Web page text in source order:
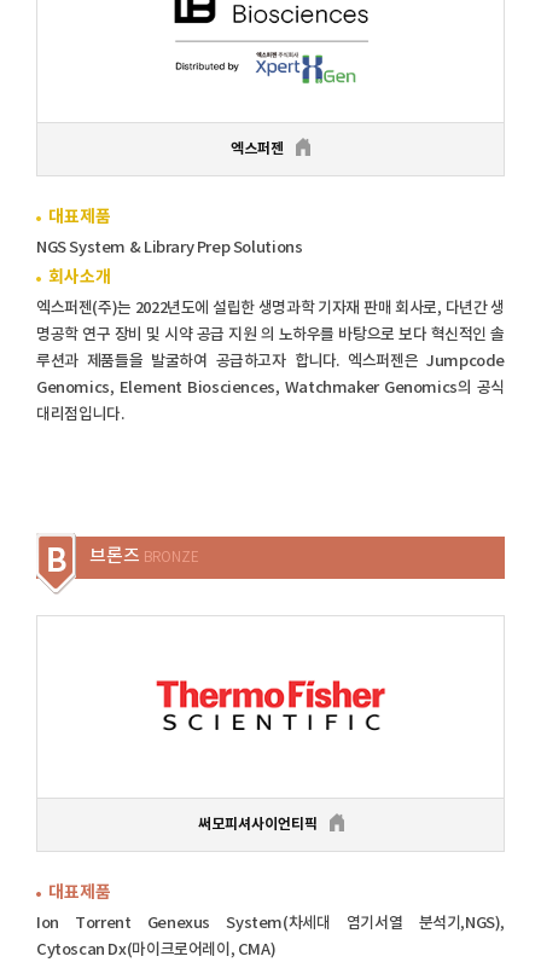
엑스퍼젠
대표제품
NGS System & Library Prep Solutions
회사소개
엑스퍼젠(주)는 2022년도에 설립한 생명과학 기자재 판매 회사로, 다년간 생
명공학 연구 장비 및 시약 공급 지원 의 노하우를 바탕으로 보다 혁신적인 솔
루션과 제품들을 발굴하여 공급하고자 합니다. 엑스퍼젠은 Jumpcode
Genomics, Element Biosciences, Watchmaker Genomics의 공식
대리점입니다.
브론즈 BRONZE
써모피셔사이언티픽
대표제품
Ion Torrent Genexus System(차세대 염기서열 분석기,NGS),
Cytoscan Dx(마이크로어레이, CMA)